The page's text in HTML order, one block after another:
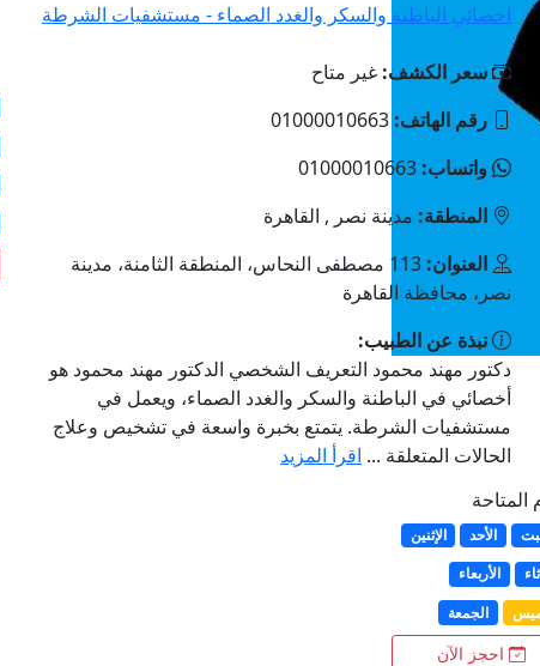
المتاحة
الأحد
الإثنين
الأربعاء
الجمعة
احجز الآن
اخصائي الباطنة والسكر والغدد الصماء - مستشفيات الشرطة
سعر الكشف: غير متاح
رقم الهاتف: 01000010663
واتساب: 01000010663
المنطقة: مدينة نصر , القاهرة
العنوان:
113 مصطفى النحاس، المنطقة الثامنة، مدينة
نصر، محافظة القاهرة‬
نبذة عن الطبيب:
دكتور مهند محمود التعريف الشخصي الدكتور مهند محمود هو
أخصائي في الباطنة والسكر والغدد الصماء، ويعمل في
مستشفيات الشرطة. يتمتع بخبرة واسعة في تشخيص وعلاج
الحالات المتعلقة ... اقرأ المزيد